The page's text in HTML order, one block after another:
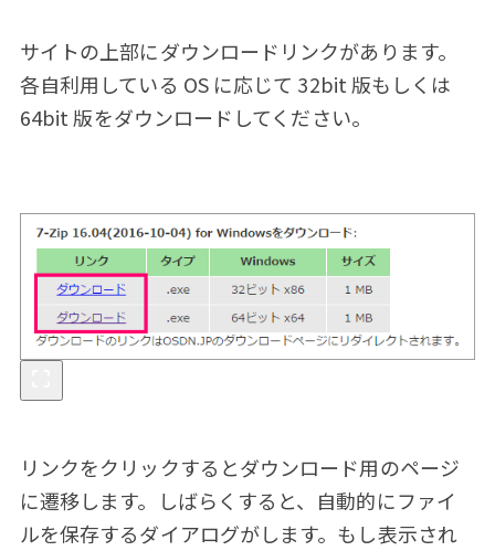
サイトの上部にダウンロードリンクがあります。
各自利用している OS に応じて 32bit 版もしくは
64bit 版をダウンロードしてください。
リンクをクリックするとダウンロード用のページ
に遷移します。しばらくすると、自動的にファイ
ルを保存するダイアログがします。もし表示され